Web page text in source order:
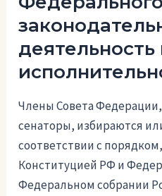
деятельность
Члены Совета
сенаторы, избираются
соответствии с
Конституцией РФ и
Федеральном собрании